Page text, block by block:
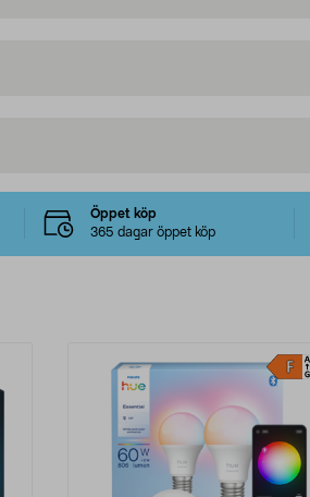
Öppet köp
365 dagar öppet köp